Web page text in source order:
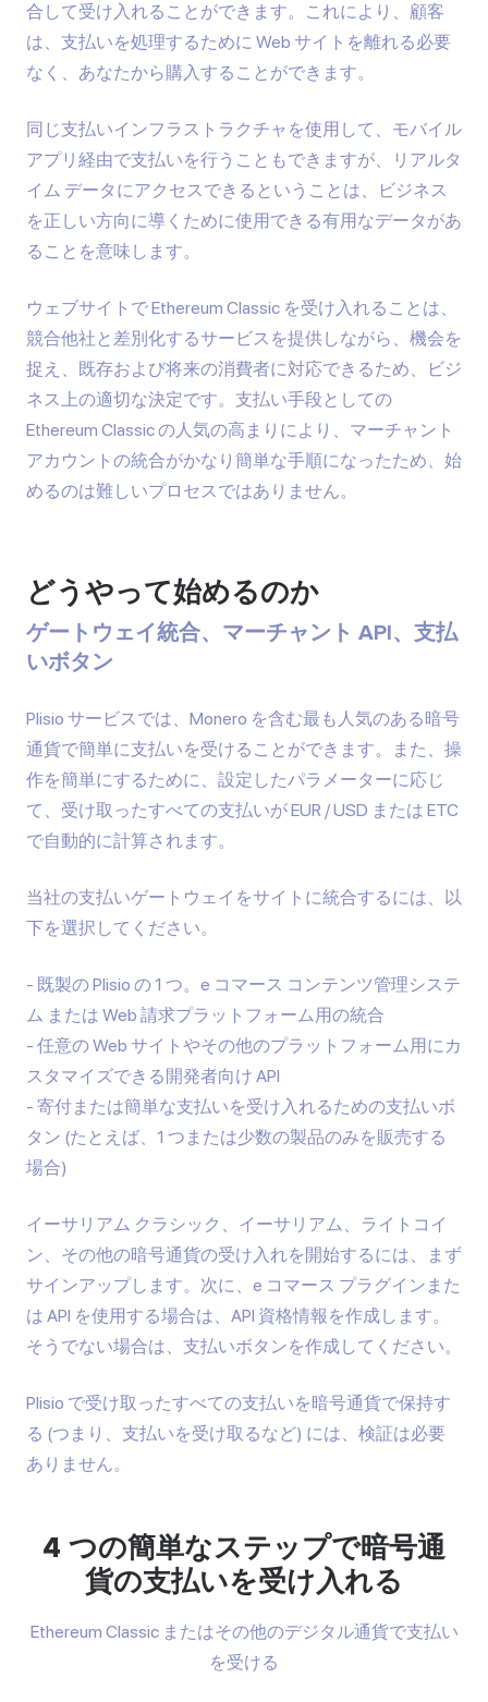
合して受け入れることができます。これにより、顧客
は、支払いを処理するために Web サイトを離れる必要
なく、あなたから購入することができます。
同じ支払いインフラストラクチャを使用して、モバイル
アプリ経由で支払いを行うこともできますが、リアルタ
イム データにアクセスできるということは、ビジネス
を正しい方向に導くために使用できる有用なデータがあ
ることを意味します。
ウェブサイトで Ethereum Classic を受け入れることは、
競合他社と差別化するサービスを提供しながら、機会を
捉え、既存および将来の消費者に対応できるため、ビジ
ネス上の適切な決定です。支払い手段としての
Ethereum Classic の人気の高まりにより、マーチャント
アカウントの統合がかなり簡単な手順になったため、始
めるのは難しいプロセスではありません。
どうやって始めるのか
ゲートウェイ統合、マーチャント API、支払
いボタン
Plisio サービスでは、Monero を含む最も人気のある暗号
通貨で簡単に支払いを受けることができます。また、操
作を簡単にするために、設定したパラメーターに応じ
て、受け取ったすべての支払いが EUR / USD または ETC
で自動的に計算されます。
当社の支払いゲートウェイをサイトに統合するには、以
下を選択してください。
既製の Plisio の 1 つ。 e コマース コンテンツ管理システ
ム または Web 請求プラットフォーム用の統合
任意の Web サイトやその他のプラットフォーム用にカ
スタマイズできる開発者向け API
寄付または簡単な支払いを受け入れるための支払いボ
タン (たとえば、1 つまたは少数の製品のみを販売する
場合)
イーサリアム クラシック、イーサリアム、ライトコイ
ン、その他の暗号通貨の受け入れを開始するには、まず
サインアップします。次に、e コマース プラグインまた
は API を使用する場合は、API 資格情報を作成します。
そうでない場合は、支払いボタンを作成してください。
Plisio で受け取ったすべての支払いを暗号通貨で保持す
る (つまり、支払いを受け取るなど) には、検証は必要
ありません。
4 つの簡単なステップで暗号通
貨の支払いを受け入れる
Ethereum Classic またはその他のデジタル通貨で支払い
を受ける